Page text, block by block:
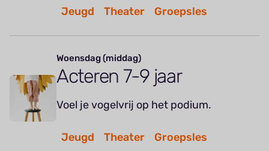
Jeugd Theater Groepsles
Woensdag (middag)
Acteren 7-9 jaar
Voel je vogelvrij op het podium.
Jeugd Theater Groepsles